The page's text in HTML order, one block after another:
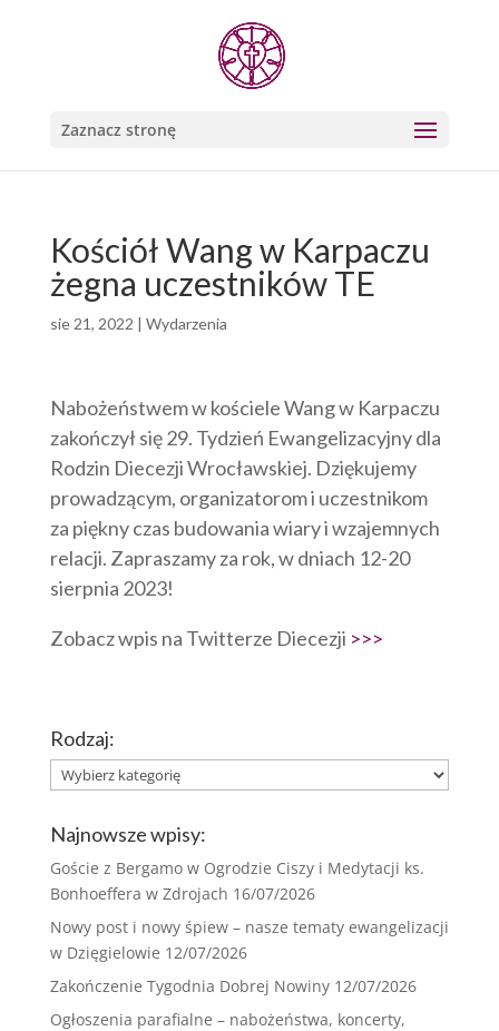
Zaznacz stronę
Kościół Wang w Karpaczu
żegna uczestników TE
sie 21, 2022 | Wydarzenia
Nabożeństwem w kościele Wang w Karpaczu
zakończył się 29. Tydzień Ewangelizacyjny dla
Rodzin Diecezji Wrocławskiej. Dziękujemy
prowadzącym, organizatorom i uczestnikom
za piękny czas budowania wiary i wzajemnych
relacji. Zapraszamy za rok, w dniach 12-20
sierpnia 2023!
Zobacz wpis na Twitterze Diecezji >>>
Rodzaj:
Rodzaj:
Najnowsze wpisy:
Goście z Bergamo w Ogrodzie Ciszy i Medytacji ks.
Bonhoeffera w Zdrojach 16/07/2026
Nowy post i nowy śpiew – nasze tematy ewangelizacji
w Dzięgielowie 12/07/2026
Zakończenie Tygodnia Dobrej Nowiny 12/07/2026
Ogłoszenia parafialne – nabożeństwa, koncerty,